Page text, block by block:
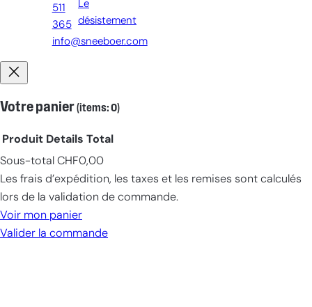
511
365
info@sneeboer.com
Le
désistement
Votre panier(items: 0)
Products
in
cart
Produit Details Total
Sous-total CHF0,00
Les frais d’expédition, les taxes et les remises sont calculés
lors de la validation de commande.
Voir mon panier
Valider la commande